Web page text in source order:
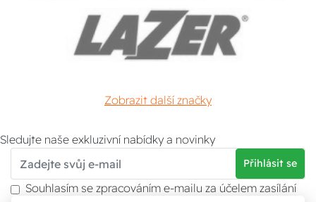
Zobrazit další značky
Sledujte naše exkluzivní nabídky a novinky
Přihlásit se
Souhlasím se zpracováním e-mailu za účelem zasílání